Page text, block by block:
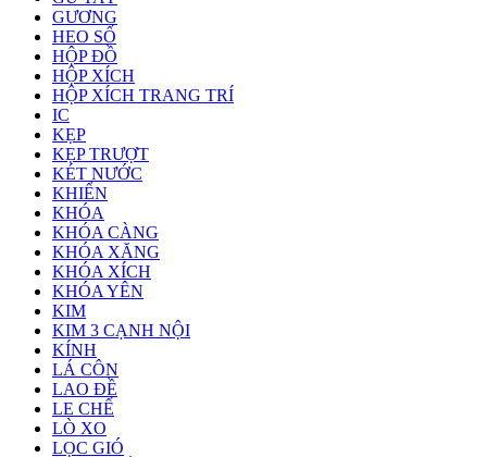
GƯƠNG
HEO SỐ
HỘP ĐỒ
HỘP XÍCH
HỘP XÍCH TRANG TRÍ
IC
KẸP
KẸP TRƯỢT
KÉT NƯỚC
KHIỂN
KHÓA
KHÓA CÀNG
KHÓA XĂNG
KHÓA XÍCH
KHÓA YÊN
KIM
KIM 3 CẠNH NỘI
KÍNH
LÁ CÔN
LAO ĐỀ
LE CHẾ
LÒ XO
LỌC GIÓ